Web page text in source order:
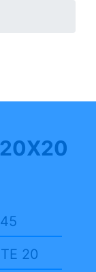
20